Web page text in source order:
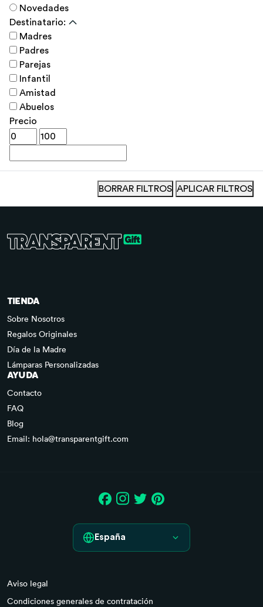
Novedades
Destinatario:
Madres
Padres
Parejas
Infantil
Amistad
Abuelos
Precio
BORRAR FILTROS APLICAR FILTROS
TIENDA
Sobre Nosotros
Regalos Originales
Día de la Madre
Lámparas Personalizadas
AYUDA
Contacto
FAQ
Blog
Email: hola@transparentgift.com
España
Aviso legal
Condiciones generales de contratación